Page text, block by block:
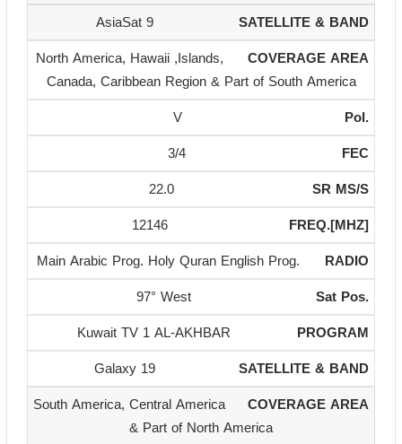
AsiaSat 9
North America, Hawaii ,Islands,
Canada, Caribbean Region & Part of South America
V
3/4
22.0
12146
Main Arabic Prog. Holy Quran English Prog.
97° West
Kuwait TV 1 AL-AKHBAR
Galaxy 19
South America, Central America
& Part of North America